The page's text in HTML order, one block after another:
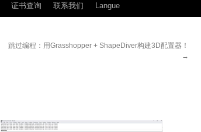
证书查询 联系我们 Langue
跳过编程：用Grasshopper + ShapeDiver构建3D配置器！
→